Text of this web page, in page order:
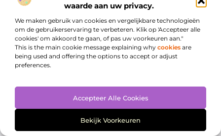
waarde aan uw privacy.
We maken gebruik van cookies en vergelijkbare technologieën
om de gebruikerservaring te verbeteren. Klik op 'Accepteer alle
cookies' om akkoord te gaan, of pas uw voorkeuren aan."
This is the main cookie message explaining why cookies are
being used and offering the options to accept or adjust
preferences.
Accepteer Alle Cookies
Bekijk Voorkeuren
Ontdek de ongetemde schoonheid van
Spitsbergen per cruise
bent naar een unieke en avontuurlijke